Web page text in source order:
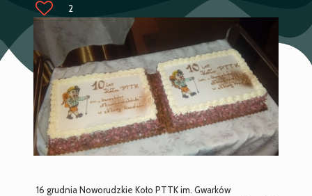
2
16 grudnia Noworudzkie Koło PTTK im. Gwarków